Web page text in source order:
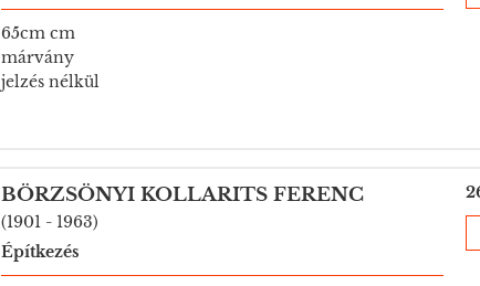
65cm cm
márvány
jelzés nélkül
BÖRZSÖNYI KOLLARITS FERENC
(1901 - 1963)
Építkezés